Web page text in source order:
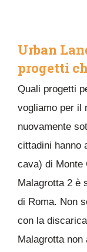
Urban
progetti
Quali progetti
vogliamo per il
nuovamente
cittadini hanno
cava) di Monte
Malagrotta 2 è
di Roma. Non
con la
Malagrotta